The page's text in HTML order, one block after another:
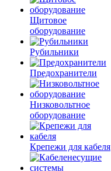
Щитовое
оборудование
Рубильники
Предохранители
Низковольтное
оборудование
Крепежи для кабеля